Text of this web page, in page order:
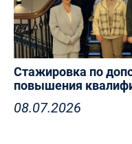
Стажировка по
повышения
08.07.2026